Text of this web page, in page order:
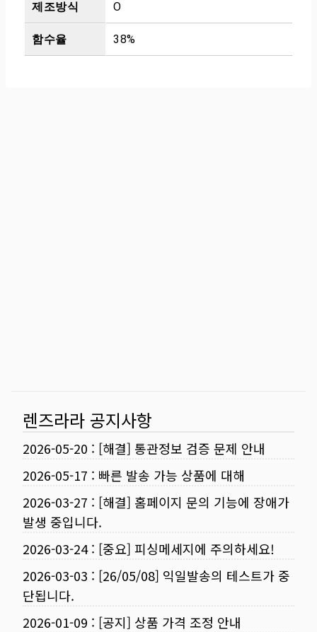
제조방식 O
함수율 38%
렌즈라라 공지사항
2026-05-20 : [해결] 통관정보 검증 문제 안내
2026-05-17 : 빠른 발송 가능 상품에 대해
2026-03-27 : [해결] 홈페이지 문의 기능에 장애가
발생 중입니다.
2026-03-24: [중요] 피싱메세지에 주의하세요!
2026-03-03 : [26/05/08] 익일발송의 테스트가 중
단됩니다.
2026-01-09 : [공지] 상품 가격 조정 안내